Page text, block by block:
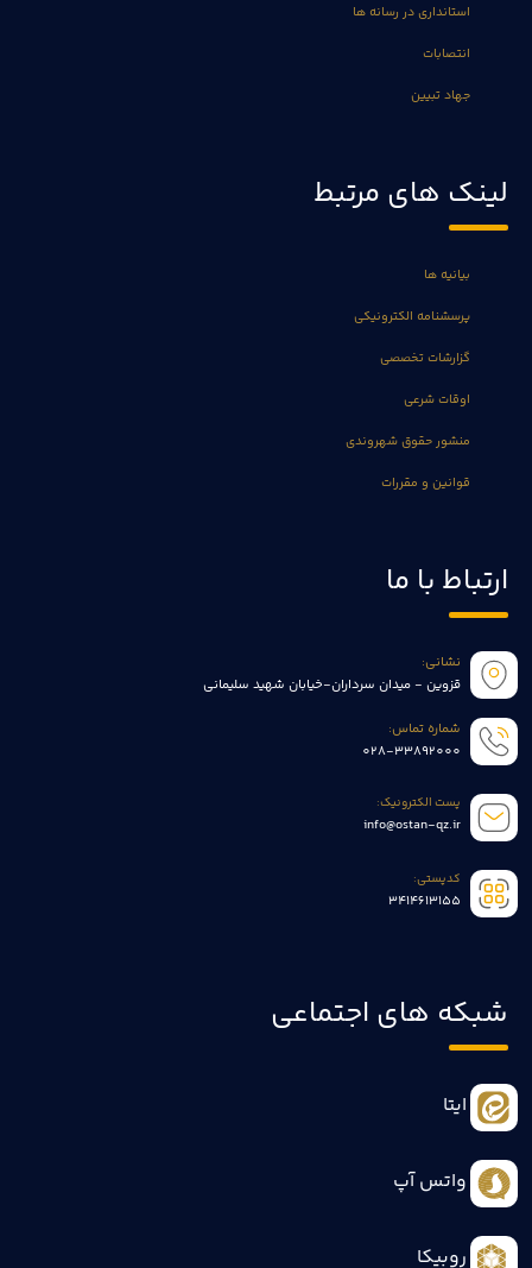
استانداری در رسانه ها
انتصابات
جهاد تبیین
لینک های مرتبط
بیانیه ها
پرسشنامه الکترونیکی
گزارشات تخصصی
اوقات شرعی
منشور حقوق شهروندی
قوانین و مقررات
ارتباط با ما
نشانی:
قزوین - میدان سرداران-خیابان شهید سلیمانی
شماره تماس:
028-33892000
پست الکترونیک:
info@ostan-qz.ir
کدپستی:
3414613155
شبکه های اجتماعی
ایتا
واتس آپ
روبیکا